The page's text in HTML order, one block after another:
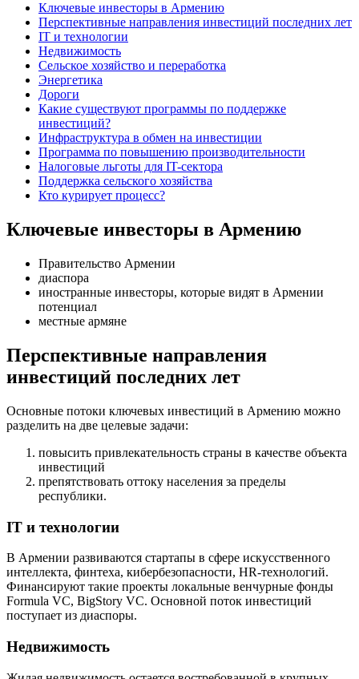
Ключевые инвесторы в Армению
Перспективные направления инвестиций последних лет
IT и технологии
Недвижимость
Сельское хозяйство и переработка
Энергетика
Дороги
Какие существуют программы по поддержке
инвестиций?
Инфраструктура в обмен на инвестиции
Программа по повышению производительности
Налоговые льготы для IT-сектора
Поддержка сельского хозяйства
Кто курирует процесс?
Ключевые инвесторы в Армению
Правительство Армении
диаспора
иностранные инвесторы, которые видят в Армении
потенциал
местные армяне
Перспективные направления
инвестиций последних лет
Основные потоки ключевых инвестиций в Армению можно
разделить на две целевые задачи:
повысить привлекательность страны в качестве объекта
инвестиций
препятствовать оттоку населения за пределы
республики.
IT и технологии
В Армении развиваются стартапы в сфере искусственного
интеллекта, финтеха, кибербезопасности, HR-технологий.
Финансируют такие проекты локальные венчурные фонды
Formula VC, BigStory VC. Основной поток инвестиций
поступает из диаспоры.
Недвижимость